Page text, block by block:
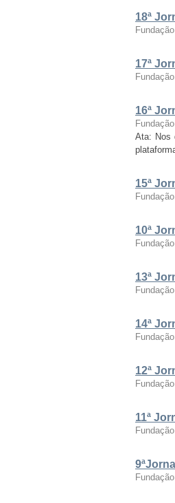
18ª
17ª
16ª
Ata: Nos
15ª
10ª
13ª
14ª
12ª
11ª